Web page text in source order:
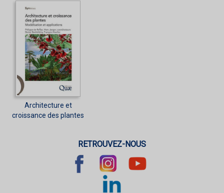
Architecture et
croissance des plantes
RETROUVEZ-NOUS